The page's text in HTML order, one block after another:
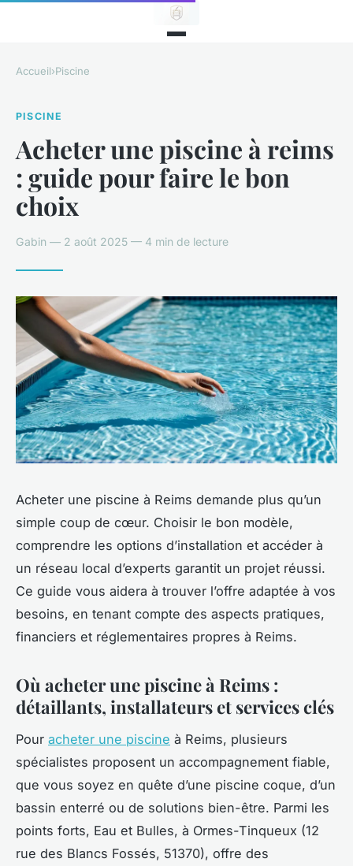
Accueil›Piscine
PISCINE
Acheter une piscine à reims
: guide pour faire le bon
choix
Gabin — 2 août 2025 — 4 min de lecture
Acheter une piscine à Reims demande plus qu’un
simple coup de cœur. Choisir le bon modèle,
comprendre les options d’installation et accéder à
un réseau local d’experts garantit un projet réussi.
Ce guide vous aidera à trouver l’offre adaptée à vos
besoins, en tenant compte des aspects pratiques,
financiers et réglementaires propres à Reims.
Où acheter une piscine à Reims :
détaillants, installateurs et services clés
Pour acheter une piscine à Reims, plusieurs
spécialistes proposent un accompagnement fiable,
que vous soyez en quête d’une piscine coque, d’un
bassin enterré ou de solutions bien-être. Parmi les
points forts, Eau et Bulles, à Ormes-Tinqueux (12
rue des Blancs Fossés, 51370), offre des